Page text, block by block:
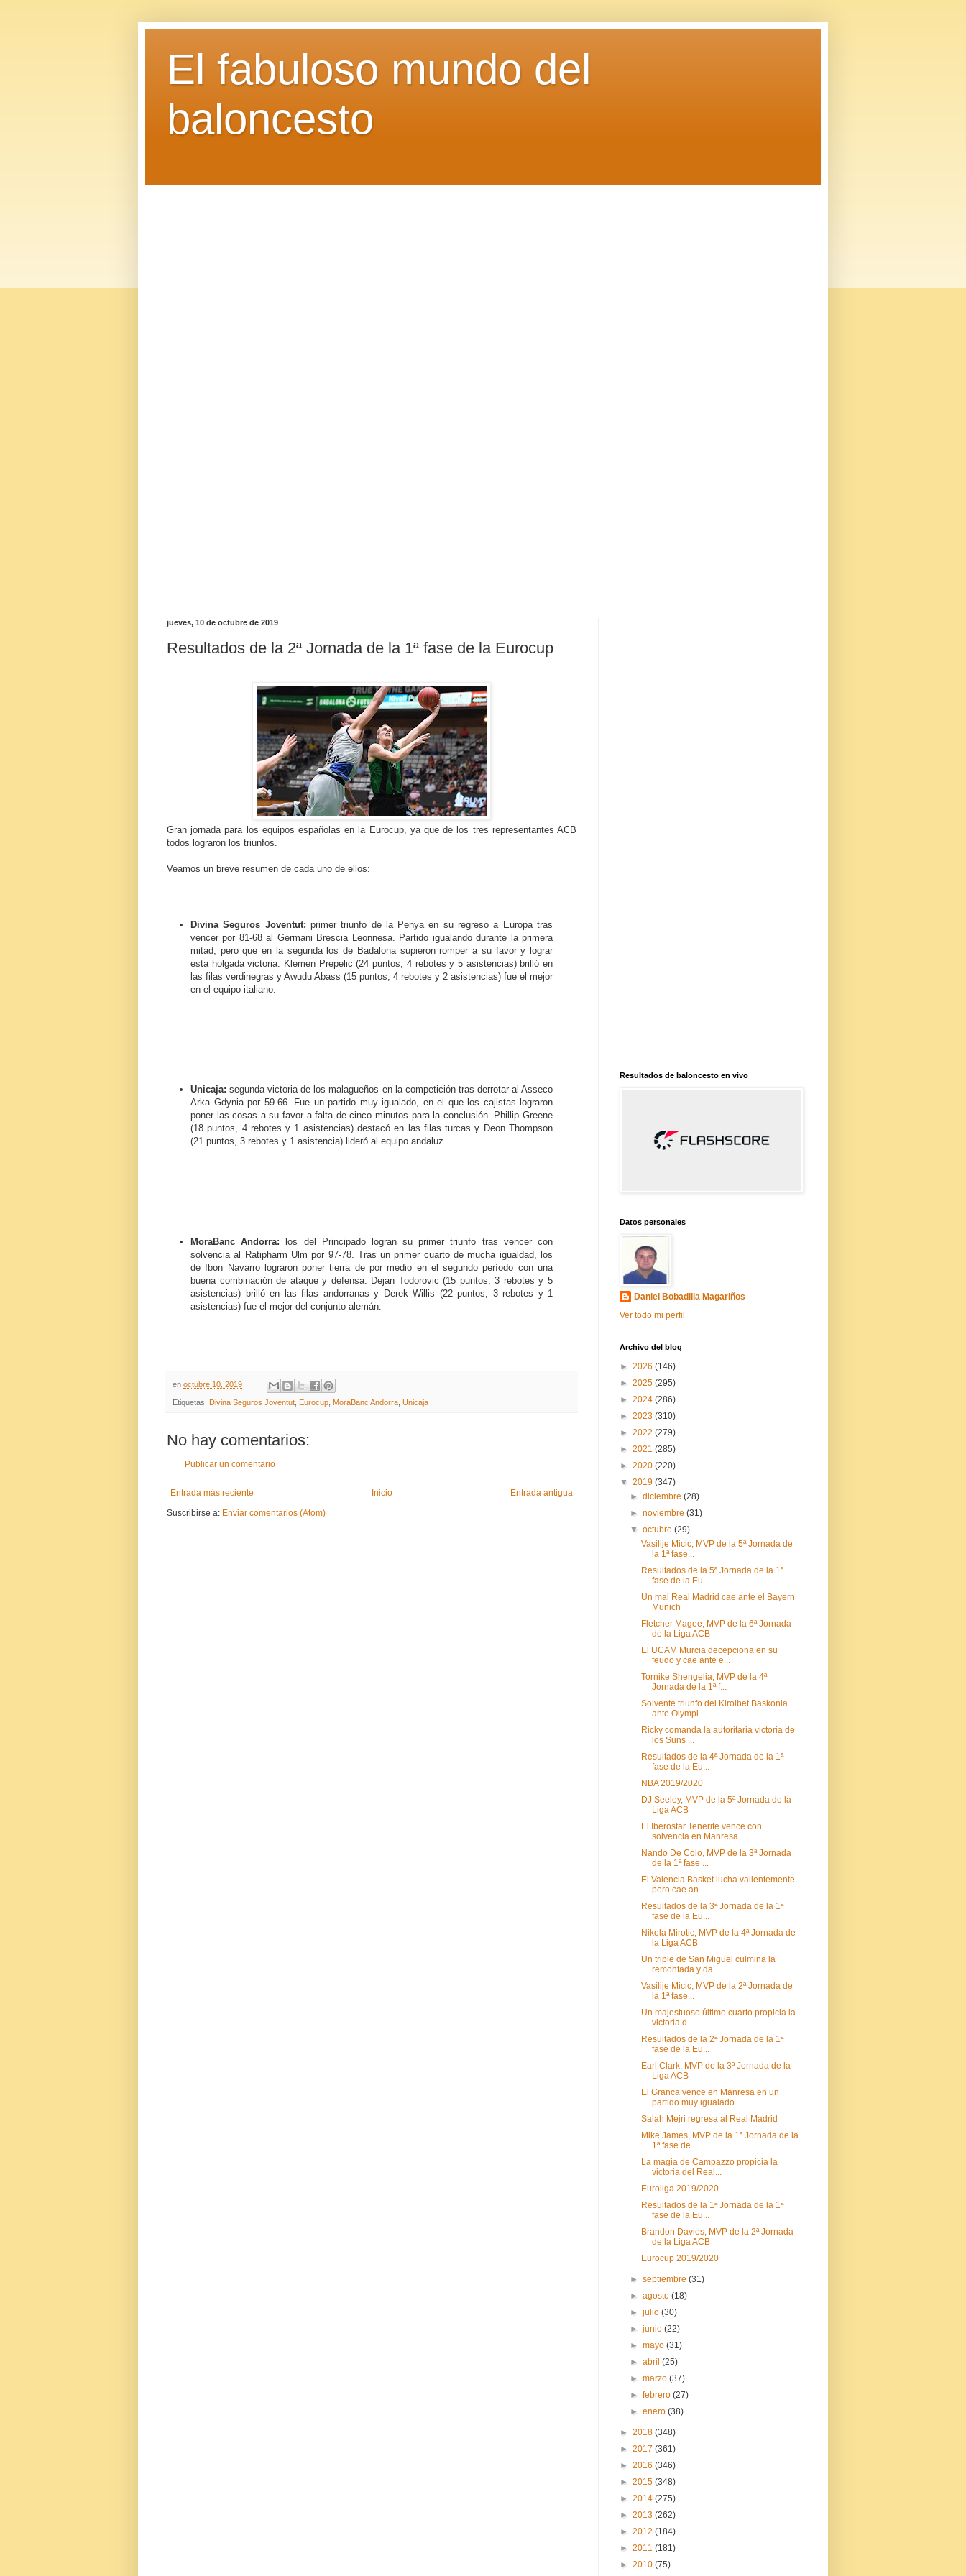
El fabuloso mundo del
baloncesto
jueves, 10 de octubre de 2019
Resultados de la 2ª Jornada de la 1ª fase de la Eurocup
Gran jornada para los equipos españolas en la Eurocup, ya que de los tres representantes ACB
todos lograron los triunfos.
Veamos un breve resumen de cada uno de ellos:
Divina Seguros Joventut: primer triunfo de la Penya en su regreso a Europa tras
vencer por 81-68 al Germani Brescia Leonnesa. Partido igualando durante la primera
mitad, pero que en la segunda los de Badalona supieron romper a su favor y lograr
esta holgada victoria. Klemen Prepelic (24 puntos, 4 rebotes y 5 asistencias) brilló en
las filas verdinegras y Awudu Abass (15 puntos, 4 rebotes y 2 asistencias) fue el mejor
en el equipo italiano.
Unicaja:segunda victoria de los malagueños en la competición tras derrotar al Asseco
Arka Gdynia por 59-66. Fue un partido muy igualado, en el que los cajistas lograron
poner las cosas a su favor a falta de cinco minutos para la conclusión. Phillip Greene
(18 puntos, 4 rebotes y 1 asistencias) destacó en las filas turcas y Deon Thompson
(21 puntos, 3 rebotes y 1 asistencia) lideró al equipo andaluz.
MoraBanc Andorra: los del Principado logran su primer triunfo tras vencer con
solvencia al Ratipharm Ulm por 97-78. Tras un primer cuarto de mucha igualdad, los
de Ibon Navarro lograron poner tierra de por medio en el segundo período con una
buena combinación de ataque y defensa. Dejan Todorovic (15 puntos, 3 rebotes y 5
asistencias) brilló en las filas andorranas y Derek Willis (22 puntos, 3 rebotes y 1
asistencias) fue el mejor del conjunto alemán.
en octubre 10, 2019
Etiquetas: Divina Seguros Joventut Eurocup MoraBanc Andorra Unicaja
No hay comentarios:
Publicar un comentario
Entrada más reciente Entrada antigua
Inicio
Suscribirse a: Enviar comentarios (Atom)
Resultados de baloncesto en vivo
Datos personales
Daniel Bobadilla Magariños
Ver todo mi perfil
Archivo del blog
► 2026 (146)
► 2025 (295)
► 2024 (286)
► 2023 (310)
► 2022 (279)
► 2021 (285)
► 2020 (220)
▼ 2019 (347)
►diciembre(28)
►noviembre(31)
▼octubre(29)
Vasilije Micic, MVP de la 5ª Jornada de
la 1ª fase...
Resultados de la 5ª Jornada de la 1ª
fase de la Eu...
Un mal Real Madrid cae ante el Bayern
Munich
Fletcher Magee, MVP de la 6ª Jornada
de la Liga ACB
El UCAM Murcia decepciona en su
feudo y cae ante e...
Tornike Shengelia, MVP de la 4ª
Jornada de la 1ª f...
Solvente triunfo del Kirolbet Baskonia
ante Olympi...
Ricky comanda la autoritaria victoria de
los Suns ...
Resultados de la 4ª Jornada de la 1ª
fase de la Eu...
NBA 2019/2020
DJ Seeley, MVP de la 5ª Jornada de la
Liga ACB
El Iberostar Tenerife vence con
solvencia en Manresa
Nando De Colo, MVP de la 3ª Jornada
de la 1ª fase ...
El Valencia Basket lucha valientemente
pero cae an...
Resultados de la 3ª Jornada de la 1ª
fase de la Eu...
Nikola Mirotic, MVP de la 4ª Jornada de
la Liga ACB
Un triple de San Miguel culmina la
remontada y da ...
Vasilije Micic, MVP de la 2ª Jornada de
la 1ª fase...
Un majestuoso último cuarto propicia la
victoria d...
Resultados de la 2ª Jornada de la 1ª
fase de la Eu...
Earl Clark, MVP de la 3ª Jornada de la
Liga ACB
El Granca vence en Manresa en un
partido muy igualado
Salah Mejri regresa al Real Madrid
Mike James, MVP de la 1ª Jornada de la
1ª fase de ...
La magia de Campazzo propicia la
victoria del Real...
Euroliga 2019/2020
Resultados de la 1ª Jornada de la 1ª
fase de la Eu...
Brandon Davies, MVP de la 2ª Jornada
de la Liga ACB
Eurocup 2019/2020
►septiembre(31)
►agosto(18)
►julio(30)
►junio(22)
►mayo(31)
►abril(25)
►marzo(37)
►febrero(27)
►enero(38)
► 2018 (348)
► 2017 (361)
► 2016 (346)
► 2015 (348)
► 2014 (275)
► 2013 (262)
► 2012 (184)
► 2011 (181)
► 2010 (75)